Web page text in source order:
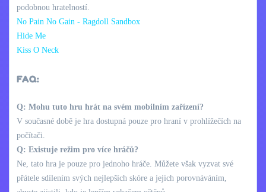
podobnou hratelností.
No Pain No Gain - Ragdoll Sandbox
Hide Me
Kiss O Neck
FAQ:
Q: Mohu tuto hru hrát na svém mobilním zařízení?
V současné době je hra dostupná pouze pro hraní v prohlížečích na
počítači.
Q: Existuje režim pro více hráčů?
Ne, tato hra je pouze pro jednoho hráče. Můžete však vyzvat své
přátele sdílením svých nejlepších skóre a jejich porovnáváním,